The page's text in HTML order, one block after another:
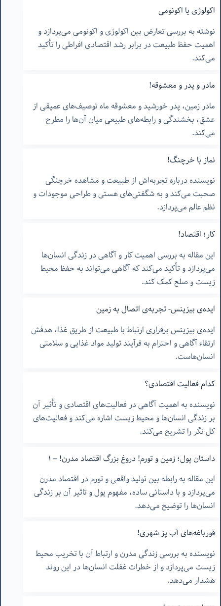
اکولوژی یا اکونومی
نوشته به بررسی تعارض بین اکولوژی و اکونومی می‌پردازد و
اهمیت حفظ طبیعت در برابر رشد اقتصادی افراطی را تأکید
می‌کند.
مادر و پدر و معشوقه!
مادر زمین، پدر خورشید و معشوقه ماه توصیف‌های عمیقی از
عشق، بخشندگی و رابطه‌های طبیعی میان آن‌ها را مطرح
می‌کند.
نماز با خرچنگ!
نویسنده درباره تجربه‌اش از طبیعت و مشاهده خرچنگی
صحبت می‌کند و به شگفتی‌های هستی و طراحی موجودات و
نظم عالم می‌پردازد.
کار؛ اقتصاد!
این مقاله به بررسی اهمیت کار و آگاهی در زندگی انسان‌ها
می‌پردازد و تأکید می‌کند که آگاهی می‌تواند به حفظ محیط
زیست و صلح کمک کند.
ایده‌ی بیزینس- تجربه‌ی اتصال به زمین
ایده‌ی بیزینس برقراری ارتباط با طبیعت از طریق غذا، هدفش
ارتقاء آگاهی و احترام به فرآیند تولید مواد غذایی و سلامتی
انسان‌هاست.
کدام فعالیت اقتصادی؟
نویسنده به اهمیت آگاهی در فعالیت‌های اقتصادی و تأثیر آن
بر زندگی انسان‌ها و محیط زیست اشاره می‌کند و فعالیت‌های
کل نگر را تشریح می‌کند.
داستان پول؛ زمین و تورم! دروغ بزرگ اقتصاد مدرن! – ۱
این مقاله به رابطه بین تولید واقعی و تورم در اقتصاد مدرن
می‌پردازد و با داستانی ساده، مفهوم پول و تاثیر آن بر زندگی
انسان‌ها را توضیح می‌دهد.
قورباغه‌های آب پز شهری!
نویسنده به بررسی زندگی مدرن و ارتباط آن با تخریب محیط
زیست می‌پردازد و از خطرات غفلت انسان‌ها در این روند
هشدار می‌دهد.